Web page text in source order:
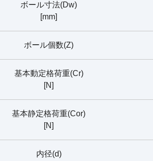
ボール寸法(Dw)
[mm]
ボール個数(Z)
基本動定格荷重(Cr)
[N]
基本静定格荷重(Cor)
[N]
内径(d)